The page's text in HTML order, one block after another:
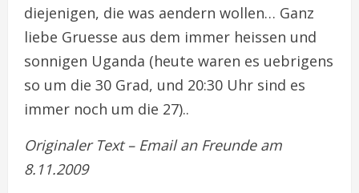
diejenigen, die was aendern wollen… Ganz
liebe Gruesse aus dem immer heissen und
sonnigen Uganda (heute waren es uebrigens
so um die 30 Grad, und 20:30 Uhr sind es
immer noch um die 27)..
Originaler Text – Email an Freunde am
8.11.2009